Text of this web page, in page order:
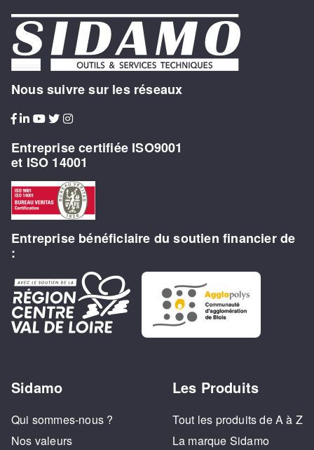
Nous suivre sur les réseaux
Entreprise certifiée ISO9001
et ISO 14001
Entreprise bénéficiaire du soutien financier de
:
Sidamo
Qui sommes-nous ?
Nos valeurs
Les Produits
Tout les produits de A à Z
La marque Sidamo